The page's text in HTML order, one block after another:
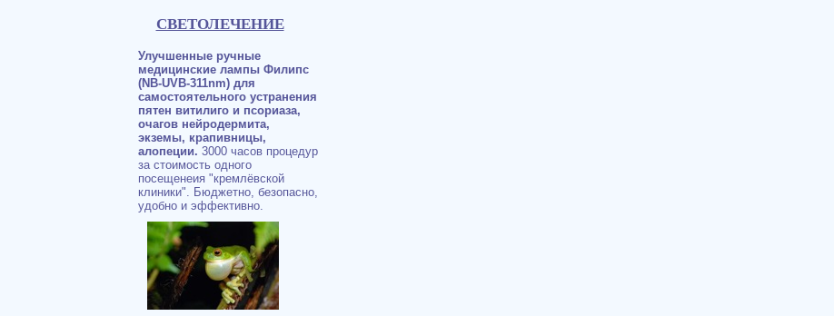
СВЕТОЛЕЧЕНИЕ
Улучшенные ручные
медицинские лампы Филипс
(NB-UVB-311nm) для
самостоятельного устранения
пятен витилиго и псориаза,
очагов нейродермита,
экземы, крапивницы,
алопеции. 3000 часов процедур
за стоимость одного
посещенеия "кремлёвской
клиники". Бюджетно, безопасно,
удобно и эффективно.